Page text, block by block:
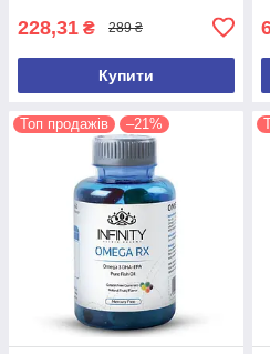
228,31 ₴ 289 ₴
Купити
Топ продажів –21%